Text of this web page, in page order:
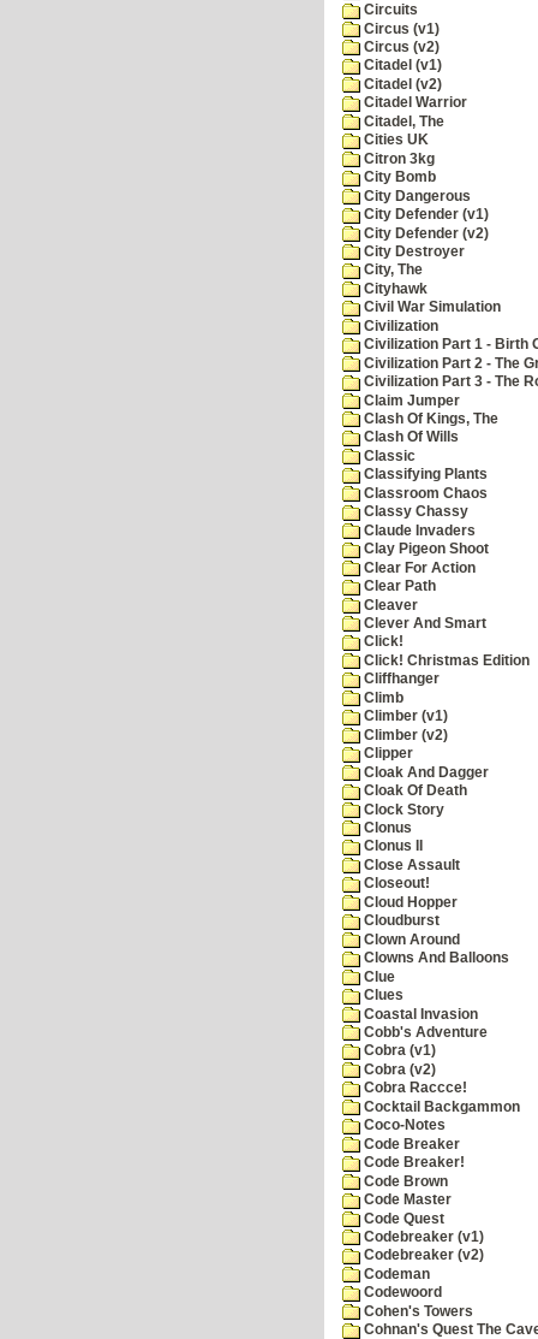
Circuits
Circus (v1)
Circus (v2)
Citadel (v1)
Citadel (v2)
Citadel Warrior
Citadel, The
Cities UK
Citron 3kg
City Bomb
City Dangerous
City Defender (v1)
City Defender (v2)
City Destroyer
City, The
Cityhawk
Civil War Simulation
Civilization
Civilization Part 1 - Birth
Civilization Part 2 - The
Civilization Part 3 - The
Claim Jumper
Clash Of Kings, The
Clash Of Wills
Classic
Classifying Plants
Classroom Chaos
Classy Chassy
Claude Invaders
Clay Pigeon Shoot
Clear For Action
Clear Path
Cleaver
Clever And Smart
Click!
Click! Christmas Edition
Cliffhanger
Climb
Climber (v1)
Climber (v2)
Clipper
Cloak And Dagger
Cloak Of Death
Clock Story
Clonus
Clonus II
Close Assault
Closeout!
Cloud Hopper
Cloudburst
Clown Around
Clowns And Balloons
Clue
Clues
Coastal Invasion
Cobb's Adventure
Cobra (v1)
Cobra (v2)
Cobra Raccce!
Cocktail Backgammon
Coco-Notes
Code Breaker
Code Breaker!
Code Brown
Code Master
Code Quest
Codebreaker (v1)
Codebreaker (v2)
Codeman
Codewoord
Cohen's Towers
Cohnan's Quest The